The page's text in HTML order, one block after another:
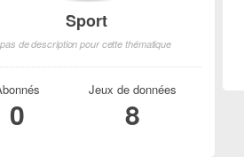
Sport
de description pour cette thématique
0
Jeux de données
8